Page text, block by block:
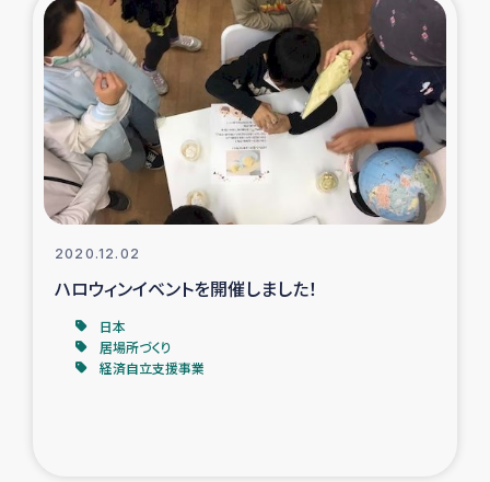
トルコ・シリア地震被災者支援
デニヤヤ小規模紅茶農家支援
コーヒー生産者支援
アイナロ県マウベシ郡でのコーヒー畑改善事業
ベイルート大規模爆発被災者支援
2020.12.02
ハロウィンイベントを開催しました！
日本
居場所づくり
経済自立支援事業